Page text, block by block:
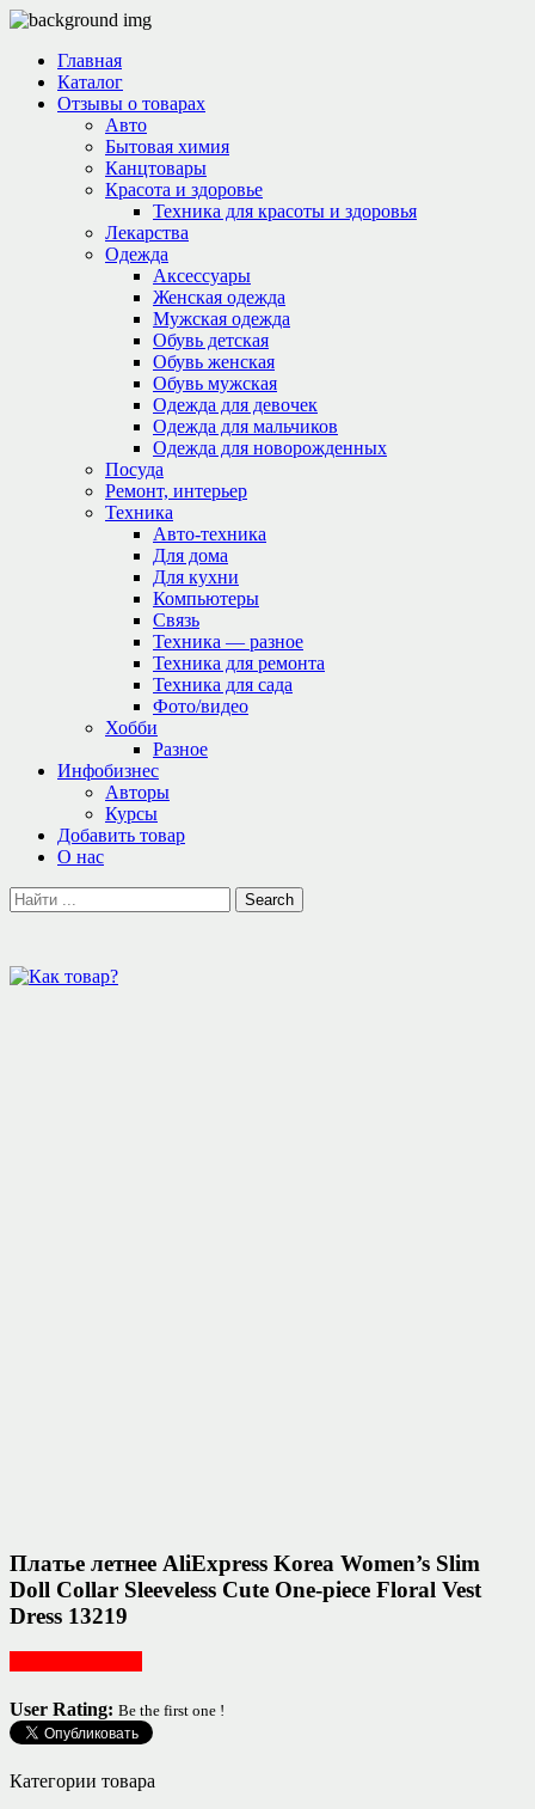
Главная
Каталог
Отзывы о товарах
Авто
Бытовая химия
Канцтовары
Красота и здоровье
Техника для красоты и здоровья
Лекарства
Одежда
Аксессуары
Женская одежда
Мужская одежда
Обувь детская
Обувь женская
Обувь мужская
Одежда для девочек
Одежда для мальчиков
Одежда для новорожденных
Посуда
Ремонт, интерьер
Техника
Авто-техника
Для дома
Для кухни
Компьютеры
Связь
Техника — разное
Техника для ремонта
Техника для сада
Фото/видео
Хобби
Разное
Инфобизнес
Авторы
Курсы
Добавить товар
О нас
Платье летнее AliExpress Korea Women’s Slim
Doll Collar Sleeveless Cute One-piece Floral Vest
Dress 13219
User Rating: Be the first one !
Категории товара